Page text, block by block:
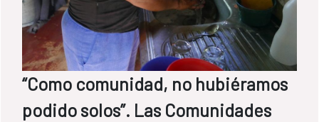
“Como comunidad, no hubiéramos
podido solos”. Las Comunidades